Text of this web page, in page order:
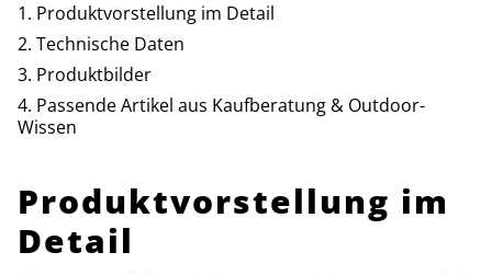
Produktvorstellung im Detail
Technische Daten
Produktbilder
Passende Artikel aus Kaufberatung & Outdoor-
Wissen
Produktvorstellung im
Detail